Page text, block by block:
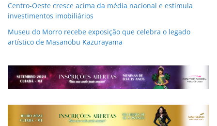
Centro-Oeste cresce acima da média nacional e estimula
investimentos imobiliários
Museu do Morro recebe exposição que celebra o legado
artístico de Masanobu Kazurayama